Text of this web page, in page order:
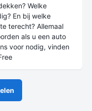
Welke
En bij welke
terecht? Allemaal
als u een auto
voor nodig, vinden